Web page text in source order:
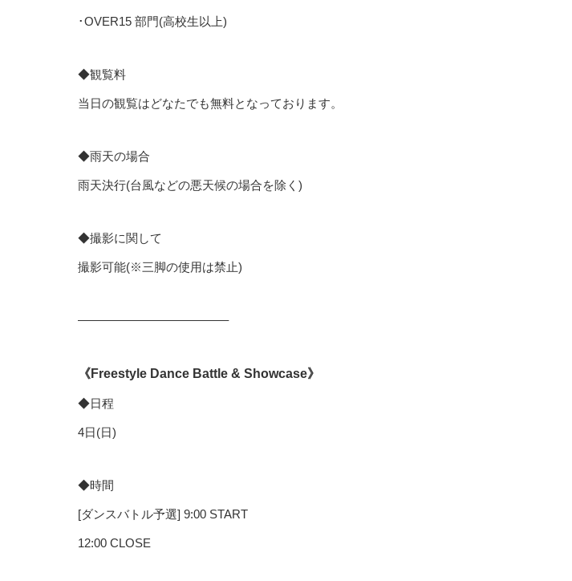
･OVER15 部門(高校生以上)
◆観覧料
当日の観覧はどなたでも無料となっております。
◆雨天の場合
雨天決行(台風などの悪天候の場合を除く)
◆撮影に関して
撮影可能(※三脚の使用は禁止)
————————————–
《Freestyle Dance Battle & Showcase》
◆日程
4日(日)
◆時間
[ダンスバトル予選] 9:00 START
12:00 CLOSE